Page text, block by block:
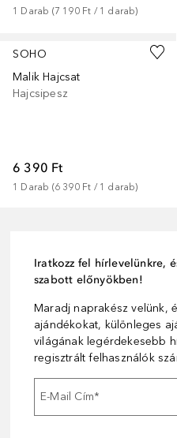
1 Darab (7 190 Ft / 1 darab)
SOHO
Malik Hajcsat
Hajcsipesz
6 390 Ft
1 Darab (6 390 Ft / 1 darab)
Iratkozz fel hírlevelünkre,
szabott előnyökben!
Maradj naprakész velünk,
ajándékokat, különleges
világának legérdekesebb
regisztrált felhasználók
E-Mail Cím*